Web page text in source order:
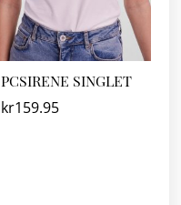
PCSIRENE SINGLET
kr159.95